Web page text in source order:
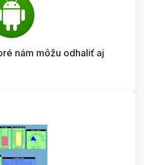
nám môžu odhaliť aj